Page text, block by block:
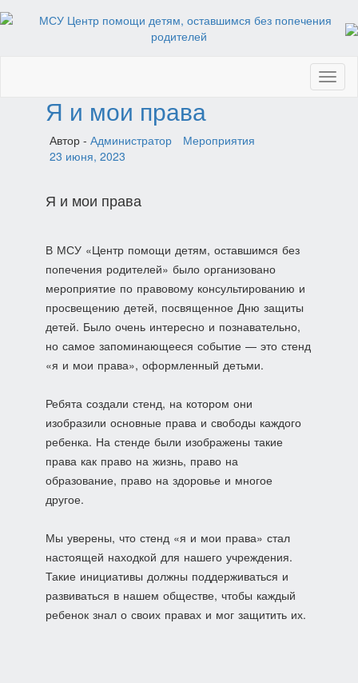
Я и мои права
Автор - Администратор
Мероприятия
23 июня, 2023
Я и мои права
В МСУ «Центр помощи детям, оставшимся без
попечения родителей» было организовано
мероприятие по правовому консультированию и
просвещению детей, посвященное Дню защиты
детей. Было очень интересно и познавательно,
но самое запоминающееся событие — это стенд
«я и мои права», оформленный детьми.
Ребята создали стенд, на котором они
изобразили основные права и свободы каждого
ребенка. На стенде были изображены такие
права как право на жизнь, право на
образование, право на здоровье и многое
другое.
Мы уверены, что стенд «я и мои права» стал
настоящей находкой для нашего учреждения.
Такие инициативы должны поддерживаться и
развиваться в нашем обществе, чтобы каждый
ребенок знал о своих правах и мог защитить их.